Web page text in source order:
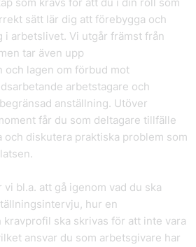
sätt lär dig att förebygga och
i arbetslivet. Vi utgår främst från
tar även upp
och lagen om förbud mot
arbetstagare och
anställning. Utöver
får du som deltagare tillfälle
och diskutera praktiska problem som
bl.a. att gå igenom vad du ska
hur en
ska skrivas för att inte vara
ansvar du som arbetsgivare har